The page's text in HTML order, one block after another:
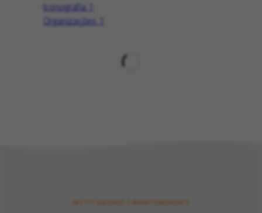
Iconografia
Organizações
INSTITUIDORES E MANTENEDORES